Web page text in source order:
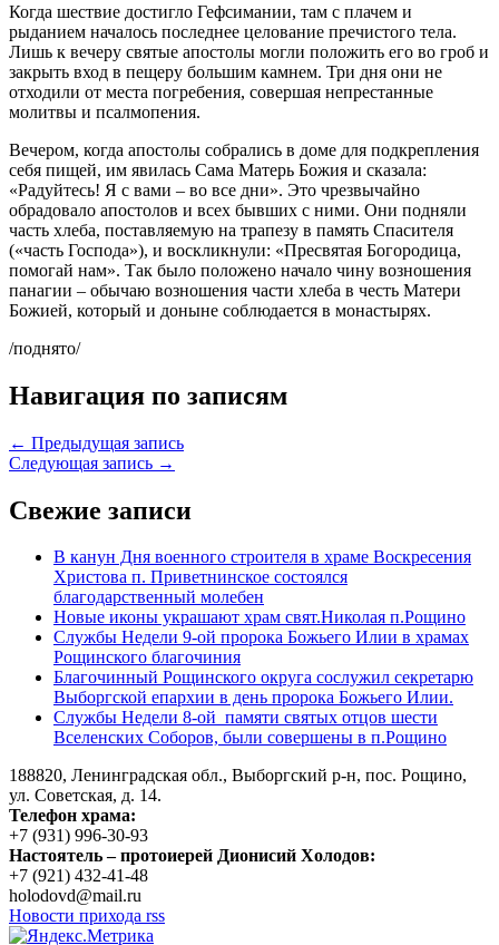
Когда шествие достигло Гефсимании, там с плачем и
рыданием началось последнее целование пречистого тела.
Лишь к вечеру святые апостолы могли положить его во гроб и
закрыть вход в пещеру большим камнем. Три дня они не
отходили от места погребения, совершая непрестанные
молитвы и псалмопения.
Вечером, когда апостолы собрались в доме для подкрепления
себя пищей, им явилась Сама Матерь Божия и сказала:
«Радуйтесь! Я с вами – во все дни». Это чрезвычайно
обрадовало апостолов и всех бывших с ними. Они подняли
часть хлеба, поставляемую на трапезу в память Спасителя
(«часть Господа»), и воскликнули: «Пресвятая Богородица,
помогай нам». Так было положено начало чину возношения
панагии – обычаю возношения части хлеба в честь Матери
Божией, который и доныне соблюдается в монастырях.
/поднято/
Навигация по записям
← Предыдущая запись
Следующая запись →
Свежие записи
В канун Дня военного строителя в храме Воскресения
Христова п. Приветнинское состоялся
благодарственный молебен
Новые иконы украшают храм свят.Николая п.Рощино
Службы Недели 9-ой пророка Божьего Илии в храмах
Рощинского благочиния
Благочинный Рощинского округа сослужил секретарю
Выборгской епархии в день пророка Божьего Илии.
Службы Недели 8-ой памяти святых отцов шести
Вселенских Соборов, были совершены в п.Рощино
188820, Ленинградская обл., Выборгский р-н, пос. Рощино,
ул. Советская, д. 14.
Телефон храма:
+7 (931) 996-30-93
Настоятель – протоиерей Дионисий Холодов:
+7 (921) 432-41-48
holodovd@mail.ru
Новости прихода rss